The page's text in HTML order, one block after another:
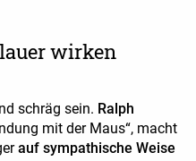
wirken
schräg sein. Ralph
mit der Maus“, macht
auf sympathische Weise